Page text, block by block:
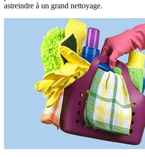
astreindre à un grand nettoyage.